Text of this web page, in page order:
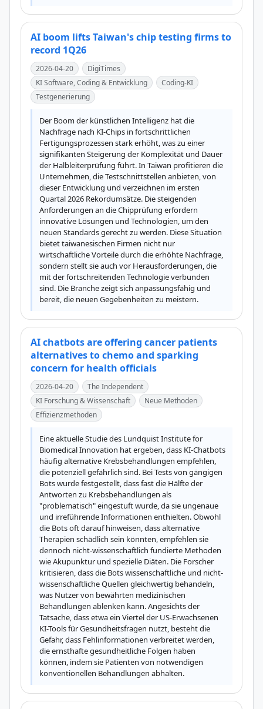
AI boom lifts Taiwan's chip testing firms to
record 1Q26
2026-04-20
DigiTimes
KI Software, Coding & Entwicklung
Coding-KI
Testgenerierung
Der Boom der künstlichen Intelligenz hat die
Nachfrage nach KI-Chips in fortschrittlichen
Fertigungsprozessen stark erhöht, was zu einer
signifikanten Steigerung der Komplexität und Dauer
der Halbleiterprüfung führt. In Taiwan profitieren die
Unternehmen, die Testschnittstellen anbieten, von
dieser Entwicklung und verzeichnen im ersten
Quartal 2026 Rekordumsätze. Die steigenden
Anforderungen an die Chipprüfung erfordern
innovative Lösungen und Technologien, um den
neuen Standards gerecht zu werden. Diese Situation
bietet taiwanesischen Firmen nicht nur
wirtschaftliche Vorteile durch die erhöhte Nachfrage,
sondern stellt sie auch vor Herausforderungen, die
mit der fortschreitenden Technologie verbunden
sind. Die Branche zeigt sich anpassungsfähig und
bereit, die neuen Gegebenheiten zu meistern.
AI chatbots are offering cancer patients
alternatives to chemo and sparking
concern for health officials
2026-04-20
The Independent
KI Forschung & Wissenschaft
Neue Methoden
Effizienzmethoden
Eine aktuelle Studie des Lundquist Institute for
Biomedical Innovation hat ergeben, dass KI-Chatbots
häufig alternative Krebsbehandlungen empfehlen,
die potenziell gefährlich sind. Bei Tests von gängigen
Bots wurde festgestellt, dass fast die Hälfte der
Antworten zu Krebsbehandlungen als
"problematisch" eingestuft wurde, da sie ungenaue
und irreführende Informationen enthielten. Obwohl
die Bots oft darauf hinweisen, dass alternative
Therapien schädlich sein könnten, empfehlen sie
dennoch nicht-wissenschaftlich fundierte Methoden
wie Akupunktur und spezielle Diäten. Die Forscher
kritisieren, dass die Bots wissenschaftliche und nicht-
wissenschaftliche Quellen gleichwertig behandeln,
was Nutzer von bewährten medizinischen
Behandlungen ablenken kann. Angesichts der
Tatsache, dass etwa ein Viertel der US-Erwachsenen
KI-Tools für Gesundheitsfragen nutzt, besteht die
Gefahr, dass Fehlinformationen verbreitet werden,
die ernsthafte gesundheitliche Folgen haben
können, indem sie Patienten von notwendigen
konventionellen Behandlungen abhalten.